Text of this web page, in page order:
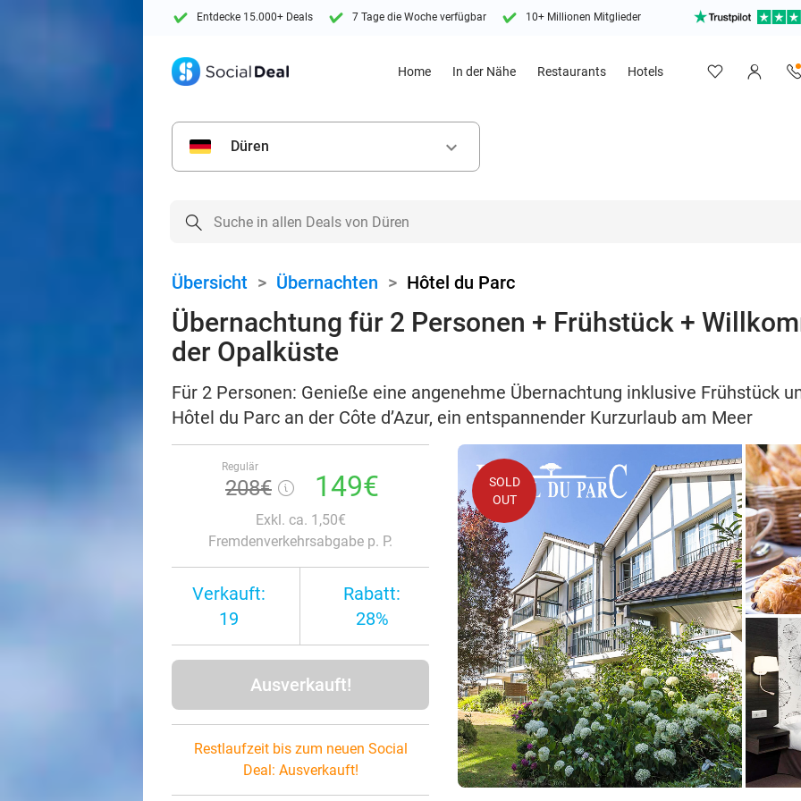
Entdecke 15.000+ Deals 7 Tage die Woche verfügbar 10+ Millionen Mitglieder
Home In der Nähe Restaurants Hotels
Düren keyboard_arrow_down
Übersicht > Übernachten > Hôtel du Parc
Übernachtung für 2 Personen + Frühstück +
der Opalküste
Für 2 Personen: Genieße eine angenehme Übernachtung inklusive Frühstück
Hôtel du Parc an der Côte d’Azur, ein entspannender Kurzurlaub am Meer
Regulär
208€ 149€
Exkl. ca. 1,50€
Fremdenverkehrsabgabe p. P.
Verkauft:
19
Rabatt:
28%
Ausverkauft!
Restlaufzeit bis zum neuen Social
Deal: Ausverkauft!
SOLD
OUT